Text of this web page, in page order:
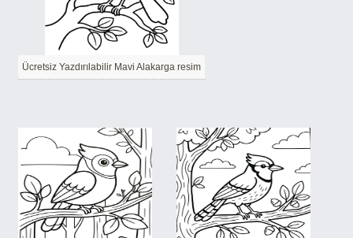
Ücretsiz Yazdırılabilir Mavi Alakarga resim